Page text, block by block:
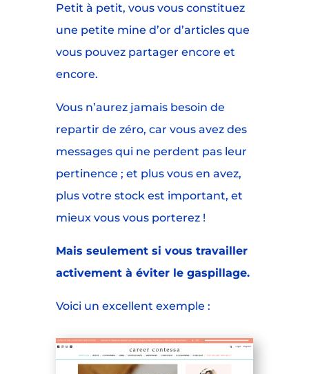
Petit à petit, vous vous constituez
une petite mine d’or d’articles que
vous pouvez partager encore et
encore.
Vous n’aurez jamais besoin de
repartir de zéro, car vous avez des
messages qui ne perdent pas leur
pertinence ; et plus vous en avez,
plus votre stock est important, et
mieux vous vous porterez !
Mais seulement si vous travailler
activement à éviter le gaspillage.
Voici un excellent exemple :